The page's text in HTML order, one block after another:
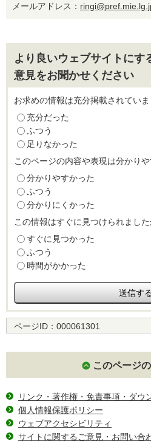
メールアドレス：
より良いウェブサイトにす
意見をお聞かせください
お求めの情報は充分掲載されていま
充分だった
ふつう
足りなかった
このページの内容や表現は分かり
分かりやすかった
ふつう
分かりにくかった
この情報はすぐに見つけられました
すぐに見つかった
ふつう
時間がかかった
ページID： 000061301
このページ
リンク・著作権・免責事項・ダウ
個人情報保護ポリシー
ウェブアクセシビリティ
サイトに関するご意見・お問い合